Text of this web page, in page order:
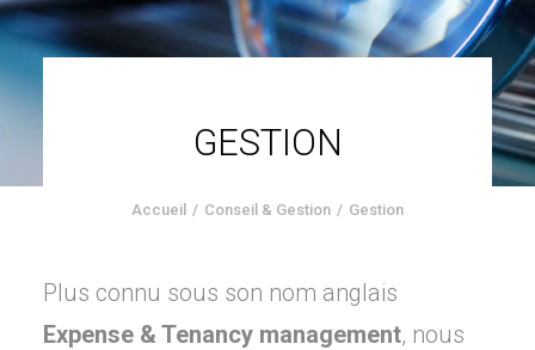
Accueil Conseil & Gestion Gestion
GESTION
Plus connu sous son nom anglais
Expense & Tenancy management, nous